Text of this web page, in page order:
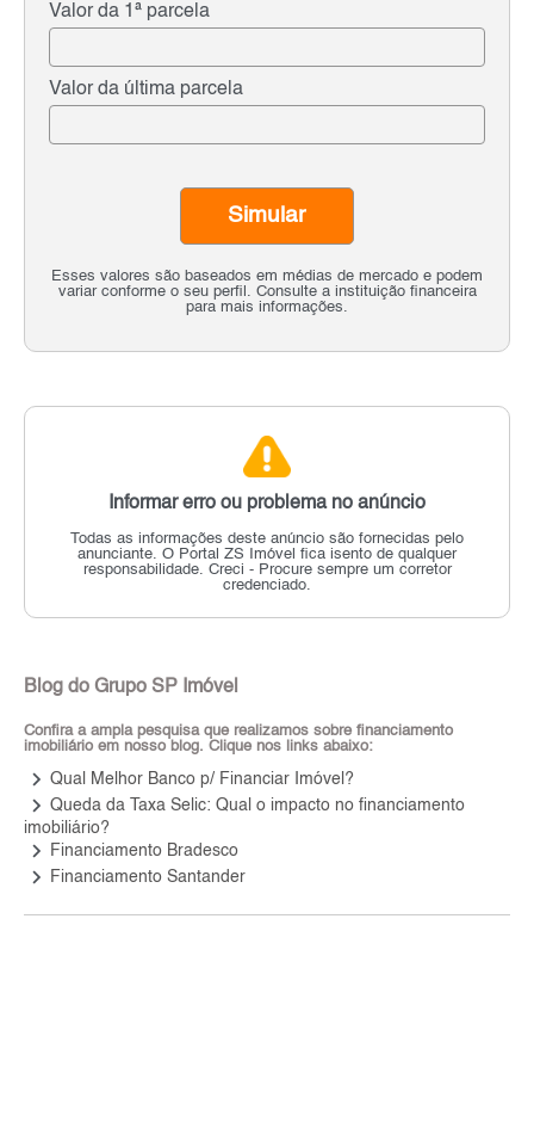
Valor da 1ª parcela
Valor da última parcela
Esses valores são baseados em médias de mercado e podem
variar conforme o seu perfil. Consulte a instituição financeira
para mais informações.
Simular
Informar erro ou problema no anúncio
Todas as informações deste anúncio são fornecidas pelo
anunciante. O Portal ZS Imóvel fica isento de qualquer
responsabilidade. Creci - Procure sempre um corretor
credenciado.
Blog do Grupo SP Imóvel
Confira a ampla pesquisa que realizamos sobre financiamento
imobiliário em nosso blog. Clique nos links abaixo:
keyboard_arrow_right Qual Melhor Banco p/ Financiar Imóvel?
keyboard_arrow_right Queda da Taxa Selic: Qual o impacto no financiamento
imobiliário?
keyboard_arrow_right Financiamento Bradesco
keyboard_arrow_right Financiamento Santander